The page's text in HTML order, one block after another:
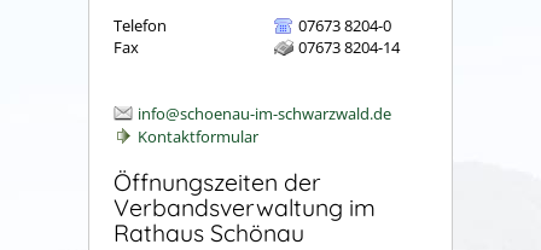
Telefon
07673 8204-0
Fax
07673 8204-14
info@schoenau-im-schwarzwald.de
Kontaktformular
Öffnungszeiten der
Verbandsverwaltung im
Rathaus Schönau